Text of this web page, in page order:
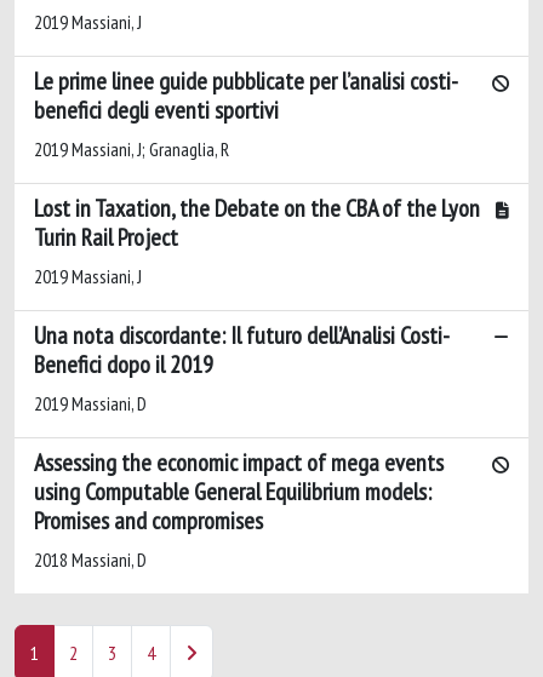
2019 Massiani, J
Le prime linee guide pubblicate per l’analisi costi-
benefici degli eventi sportivi
2019 Massiani, J; Granaglia, R
Lost in Taxation, the Debate on the CBA of the Lyon
Turin Rail Project
2019 Massiani, J
Una nota discordante: Il futuro dell’Analisi Costi-
Benefici dopo il 2019
2019 Massiani, D
Assessing the economic impact of mega events
using Computable General Equilibrium models:
Promises and compromises
2018 Massiani, D
1 2 3 4